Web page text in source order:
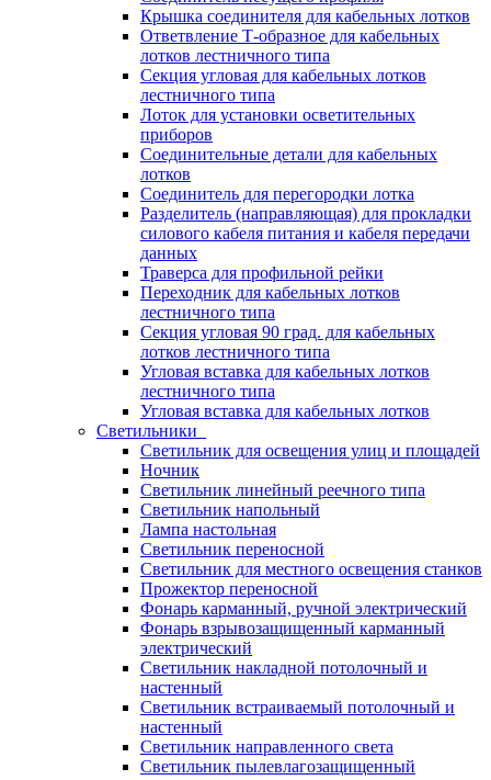
Крышка соединителя для кабельных лотков
Ответвление Т-образное для кабельных
лотков лестничного типа
Секция угловая для кабельных лотков
лестничного типа
Лоток для установки осветительных
приборов
Соединительные детали для кабельных
лотков
Соединитель для перегородки лотка
Разделитель (направляющая) для прокладки
силового кабеля питания и кабеля передачи
данных
Траверса для профильной рейки
Переходник для кабельных лотков
лестничного типа
Секция угловая 90 град. для кабельных
лотков лестничного типа
Угловая вставка для кабельных лотков
лестничного типа
Угловая вставка для кабельных лотков
Светильники
Светильник для освещения улиц и площадей
Ночник
Светильник линейный реечного типа
Светильник напольный
Лампа настольная
Светильник переносной
Светильник для местного освещения станков
Прожектор переносной
Фонарь карманный, ручной электрический
Фонарь взрывозащищенный карманный
электрический
Светильник накладной потолочный и
настенный
Светильник встраиваемый потолочный и
настенный
Светильник направленного света
Светильник пылевлагозащищенный